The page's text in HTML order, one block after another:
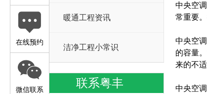
暖通工程资讯
洁净工程小常识
联系粤丰
中央空
常重要
中央空
的容量
来的不
中央空
在线预约
微信联系